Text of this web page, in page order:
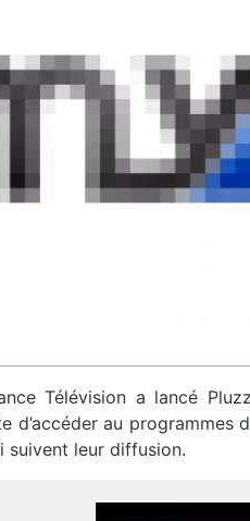
Télévision a lancé
d’accéder au programmes
suivent leur diffusion.